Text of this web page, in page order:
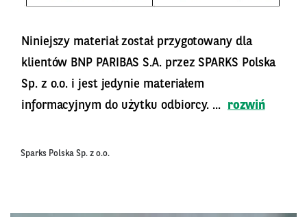
Niniejszy materiał został przygotowany dla
klientów BNP PARIBAS S.A. przez SPARKS Polska
Sp. z o.o. i jest jedynie materiałem
informacyjnym do użytku odbiorcy. ...
rozwiń
Sparks Polska Sp. z o.o.